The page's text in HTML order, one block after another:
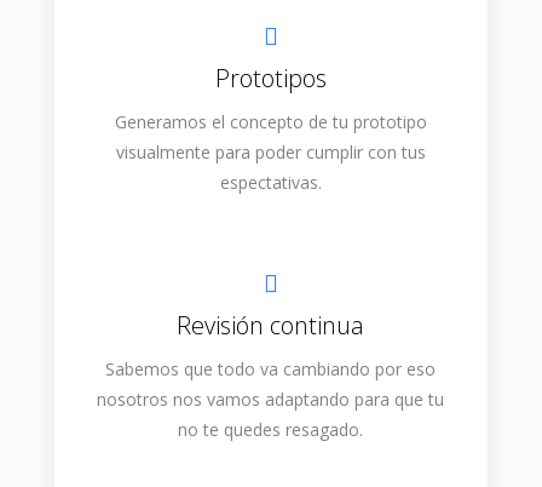
Prototipos
Generamos el concepto de tu prototipo
visualmente para poder cumplir con tus
espectativas.
Revisión continua
Sabemos que todo va cambiando por eso
nosotros nos vamos adaptando para que tu
no te quedes resagado.